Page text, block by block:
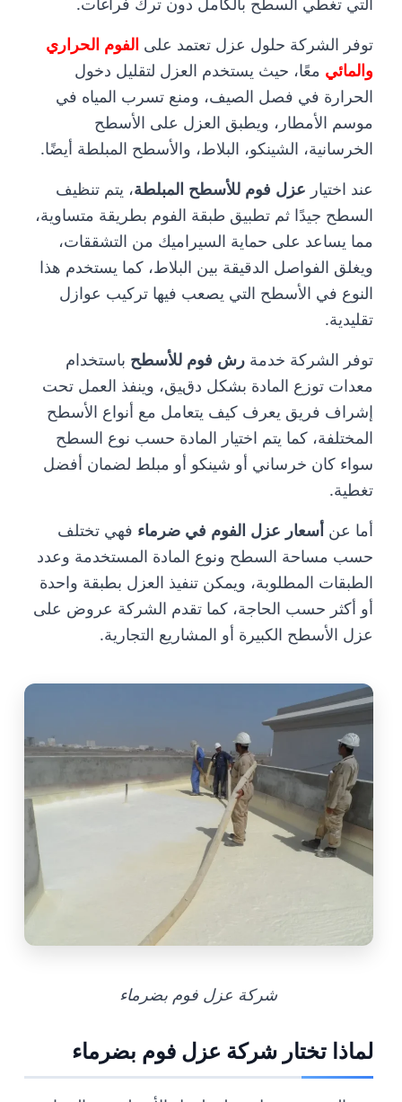
توفر الشركة حلول عزل تعتمد على الفوم الحراري
والمائي معًا، حيث يستخدم العزل لتقليل دخول
الحرارة في فصل الصيف، ومنع تسرب المياه في
موسم الأمطار، ويطبق العزل على الأسطح
الخرسانية، الشينكو، البلاط، والأسطح المبلطة أيضًا.
عند اختيار عزل فوم للأسطح المبلطة، يتم تنظيف
السطح جيدًا ثم تطبيق طبقة الفوم بطريقة متساوية،
مما يساعد على حماية السيراميك من التشققات،
ويغلق الفواصل الدقيقة بين البلاط، كما يستخدم هذا
النوع في الأسطح التي يصعب فيها تركيب عوازل
تقليدية.
توفر الشركة خدمة رش فوم للأسطح باستخدام
معدات توزع المادة بشكل دقيق، وينفذ العمل تحت
إشراف فريق يعرف كيف يتعامل مع أنواع الأسطح
المختلفة، كما يتم اختيار المادة حسب نوع السطح
سواء كان خرساني أو شينكو أو مبلط لضمان أفضل
تغطية.
أما عن أسعار عزل الفوم في ضرماء فهي تختلف
حسب مساحة السطح ونوع المادة المستخدمة وعدد
الطبقات المطلوبة، ويمكن تنفيذ العزل بطبقة واحدة
أو أكثر حسب الحاجة، كما تقدم الشركة عروض على
عزل الأسطح الكبيرة أو المشاريع التجارية.
شركة عزل فوم بضرماء
لماذا تختار شركة عزل فوم بضرماء